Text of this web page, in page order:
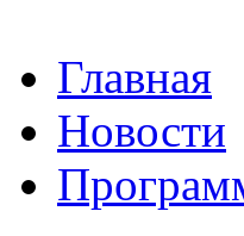
Главная
Новости